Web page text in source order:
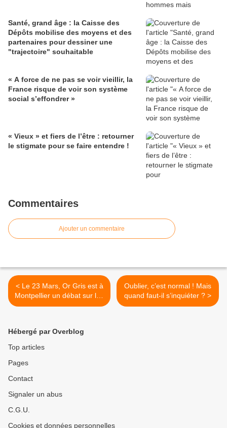
Santé, grand âge : la Caisse des
Dépôts mobilise des moyens et des
partenaires pour dessiner une
"trajectoire" souhaitable
« A force de ne pas se voir vieillir, la
France risque de voir son système
social s’effondrer »
« Vieux » et fiers de l’être : retourner
le stigmate pour se faire entendre !
Commentaires
Ajouter un commentaire
< Le 23 Mars, Or Gris est à
Montpellier un débat sur les
femmes âgées
Oublier, c’est normal ! Mais
quand faut-il s’inquiéter ? >
Hébergé par Overblog
Top articles
Pages
Contact
Signaler un abus
C.G.U.
Cookies et données personnelles